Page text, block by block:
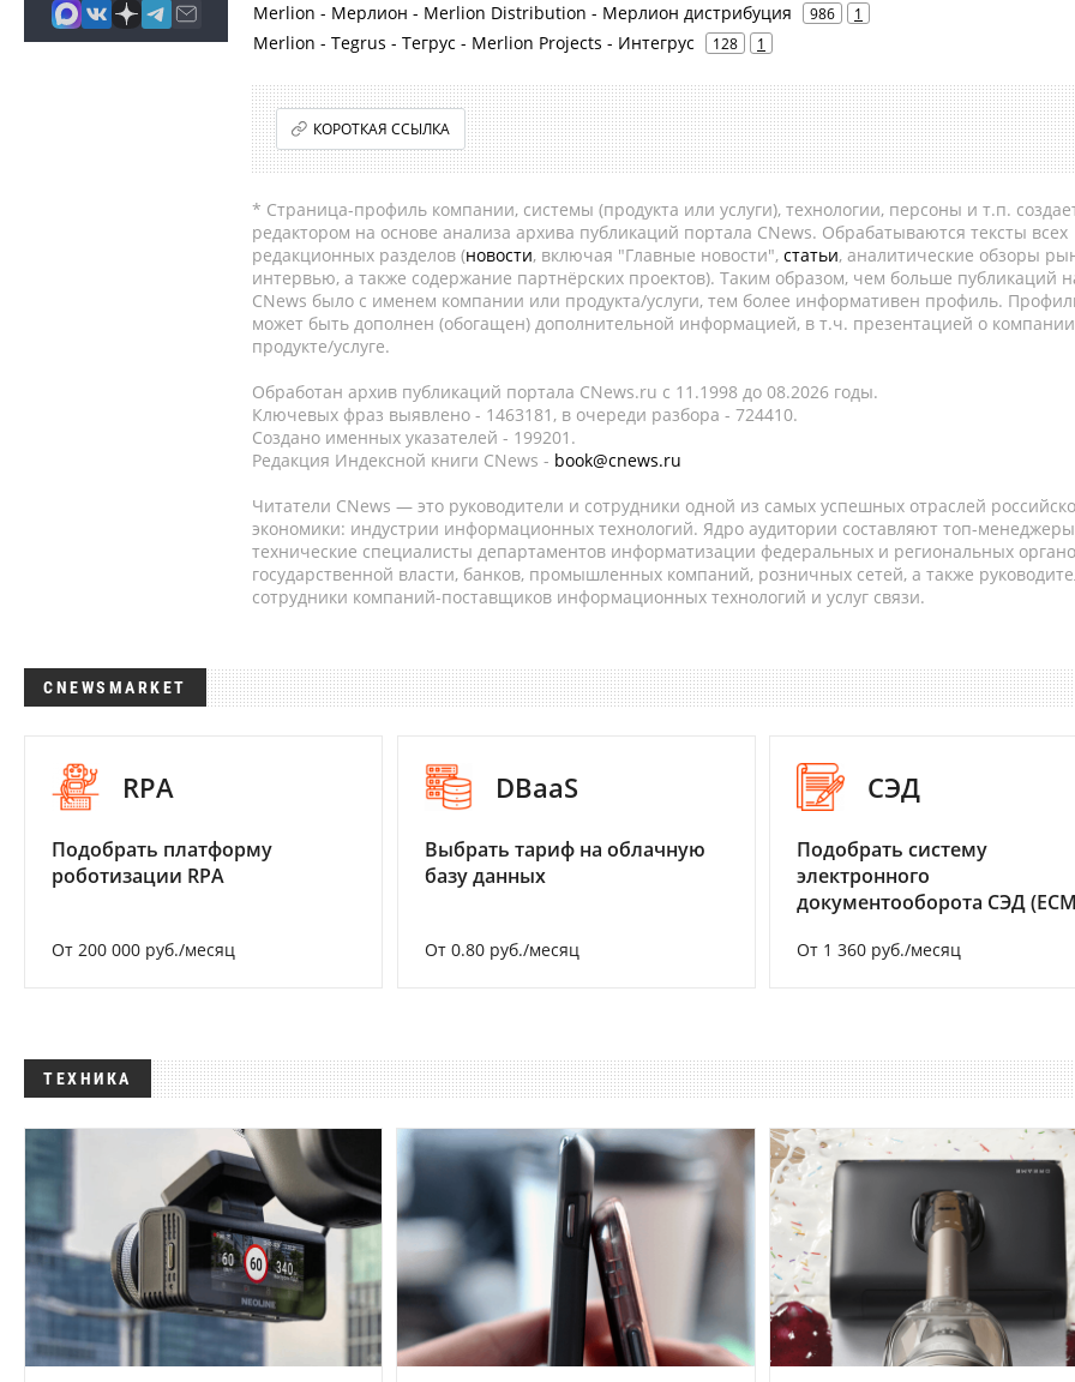
Merlion - Мерлион - Merlion Distribution - Мерлион дистрибуция 986 1
Merlion - Tegrus - Тегрус - Merlion Projects - Интегрус 128 1
КОРОТКАЯ ССЫЛКА
* Страница-профиль компании, системы (продукта или услуги), технологии, персоны и т.п.
редактором на основе анализа архива публикаций портала CNews. Обрабатываются тексты всех
редакционных разделов (новости, включая "Главные новости", статьи, аналитические обзоры
интервью, а также содержание партнёрских проектов). Таким образом, чем больше публикаций
CNews было с именем компании или продукта/услуги, тем более информативен профиль.
может быть дополнен (обогащен) дополнительной информацией, в т.ч. презентацией о
продукте/услуге.
Обработан архив публикаций портала CNews.ru c 11.1998 до 08.2026 годы.
Ключевых фраз выявлено - 1463181, в очереди разбора - 724410.
Создано именных указателей - 199201.
Редакция Индексной книги CNews - book@cnews.ru
Читатели CNews — это руководители и сотрудники одной из самых успешных отраслей
экономики: индустрии информационных технологий. Ядро аудитории составляют топ-
технические специалисты департаментов информатизации федеральных и региональных
государственной власти, банков, промышленных компаний, розничных сетей, а также
сотрудники компаний-поставщиков информационных технологий и услуг связи.
CNEWSMARKET
RPA
Подобрать платформу
роботизации RPA
От 200 000 руб./месяц
DBaaS
Выбрать тариф на облачную
базу данных
От 0.80 руб./месяц
СЭД
Подобрать систему
электронного
документооборота СЭД
От 1 360 руб./месяц
ТЕХНИКА